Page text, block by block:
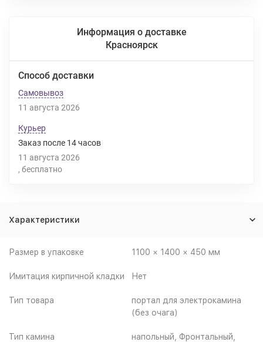
Информация о доставке
Красноярск
Способ доставки
Самовывоз
11 августа 2026
Курьер
Заказ после 14часов
11 августа 2026
Бесплатно
Характеристики
Размер в упаковке 1100 × 1400 × 450 мм
Имитация кирпичной кладки Нет
Тип товара
портал для электрокамина
(без очага)
Тип камина
напольный, Фронтальный,